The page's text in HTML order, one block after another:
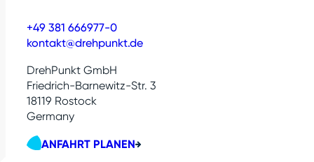
+49 381 666977-0
kontakt@drehpunkt.de
DrehPunkt GmbH
Friedrich-Barnewitz-Str. 3
18119 Rostock
Germany
ANFAHRT PLANEN